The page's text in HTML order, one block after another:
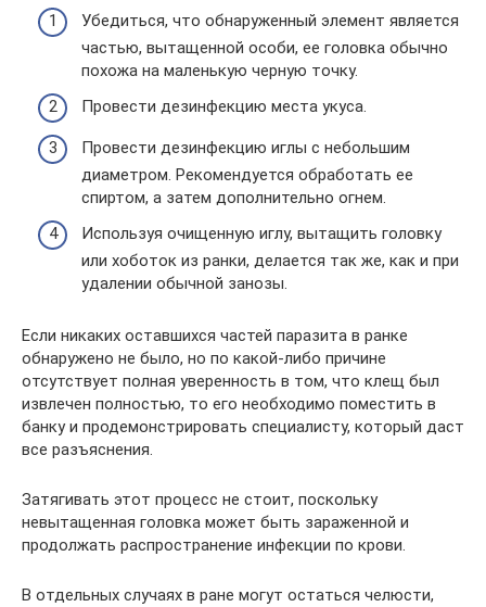
Убедиться, что обнаруженный элемент является
частью, вытащенной особи, ее головка обычно
похожа на маленькую черную точку.
Провести дезинфекцию места укуса.
Провести дезинфекцию иглы с небольшим
диаметром. Рекомендуется обработать ее
спиртом, а затем дополнительно огнем.
Используя очищенную иглу, вытащить головку
или хоботок из ранки, делается так же, как и при
удалении обычной занозы.
Если никаких оставшихся частей паразита в ранке
обнаружено не было, но по какой-либо причине
отсутствует полная уверенность в том, что клещ был
извлечен полностью, то его необходимо поместить в
банку и продемонстрировать специалисту, который даст
все разъяснения.
Затягивать этот процесс не стоит, поскольку
невытащенная головка может быть зараженной и
продолжать распространение инфекции по крови.
В отдельных случаях в ране могут остаться челюсти,